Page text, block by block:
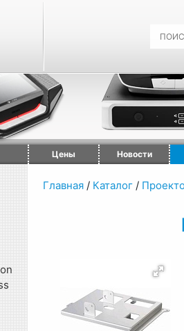
Цены Новости
Главная / Каталог /